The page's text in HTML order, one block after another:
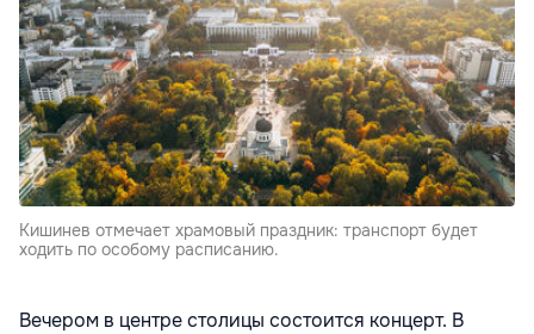
Кишинев отмечает храмовый праздник: транспорт будет
ходить по особому расписанию.
Вечером в центре столицы состоится концерт. В